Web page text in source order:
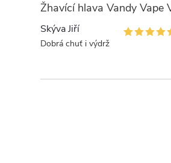
Skýva Jiří
Dobrá chuť i výdrž